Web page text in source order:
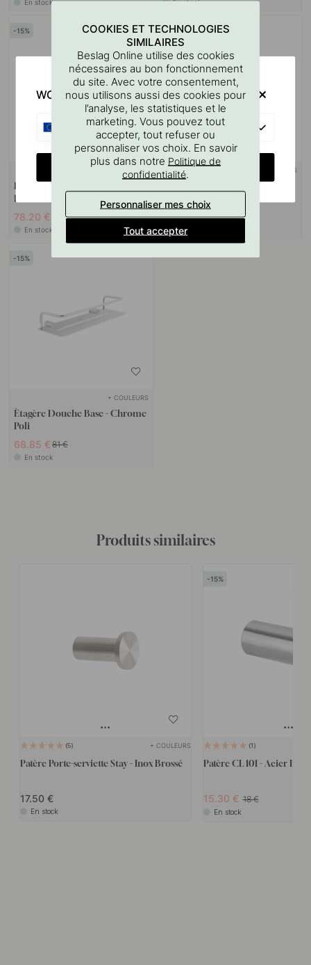
En stock En stock
15
+ COULEURS
Porte Serviettes Flow - Chrome
Poli
78.20 € 92 €
En stock
15
+ COULEURS
- Chrome Poli
48.45 €57 €
En stock
15
+ COULEURS
Ètagère Douche Base - Chrome
Poli
68.85 € 81 €
En stock
Produits similaires
5 + COULEURS
Patère Porte-serviette Stay - Inox Brossé
17.50
En stock
15
1
Patère CL 101 - Acier
15.30 18
En stock
COOKIES ET TECHNOLOGIES
SIMILAIRES
Beslag Online utilise des cookies
nécessaires au bon fonctionnement
du site. Avec votre consentement,
nous utilisons aussi des cookies pour
l’analyse, les statistiques et le
marketing. Vous pouvez tout
accepter, tout refuser ou
personnaliser vos choix. En savoir
plus dans notre Politique de
confidentialité.
Personnaliser mes choix
Tout accepter
WOULD YOU RATHER VISIT?
CHANGE COUNTRY